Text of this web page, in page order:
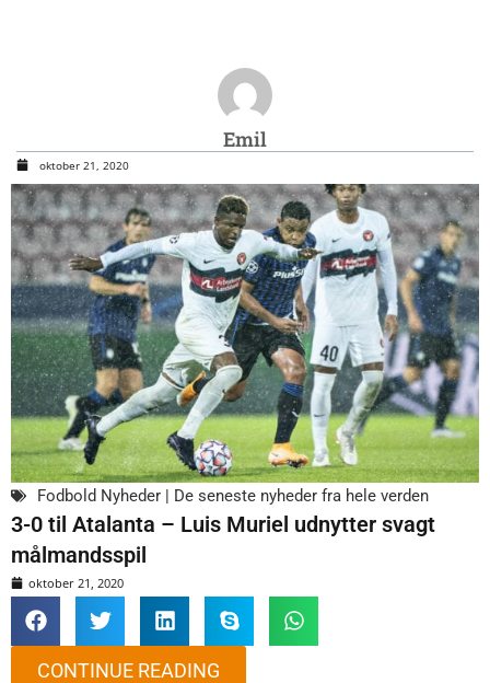
Emil
oktober 21, 2020
Fodbold Nyheder | De seneste nyheder fra hele verden
3-0 til Atalanta – Luis Muriel udnytter svagt
målmandsspil
oktober 21, 2020
CONTINUE READING